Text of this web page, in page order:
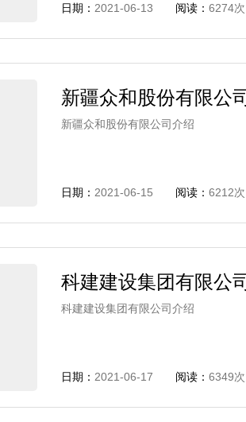
日期： 2021-06-13 阅读： 6274次
新疆众和股份有限公
新疆众和股份有限公司介绍
日期： 2021-06-15 阅读： 6212次
科建建设集团有限公
科建建设集团有限公司介绍
日期： 2021-06-17 阅读： 6349次